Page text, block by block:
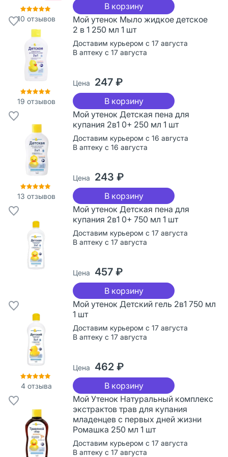
10 отзывов
В корзину
19 отзывов
Мой утенок Мыло жидкое детское
2 в 1 250 мл 1 шт
Доставим курьером с 17 августа
В аптеку с 17 августа
Цена 247 ₽
В корзину
13 отзывов
Мой утенок Детская пена для
купания 2в1 0+ 250 мл 1 шт
Доставим курьером с 16 августа
В аптеку с 16 августа
Цена 243 ₽
В корзину
Мой утенок Детская пена для
купания 2в1 0+ 750 мл 1 шт
Доставим курьером с 17 августа
В аптеку с 17 августа
Цена 457 ₽
В корзину
4отзыва
Мой утенок Детский гель 2в1 750 мл
1 шт
Доставим курьером с 17 августа
В аптеку с 17 августа
Цена 462 ₽
В корзину
Мой Утенок Натуральный комплекс
экстрактов трав для купания
младенцев с первых дней жизни
Ромашка 250 мл 1 шт
Доставим курьером с 17 августа
В аптеку с 17 августа